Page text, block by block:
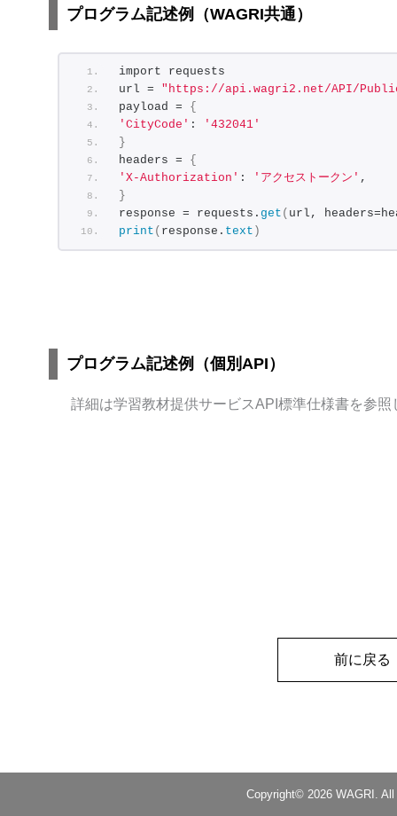
プログラム記述例（WAGRI共通）
import requests
url = "https://api.wagri2.net/API/
payload = {
'CityCode' :
'432041'
}
headers = {
'X-Authorization' : 'アクセストークン' ,
}
response = requests. get ( url,
print ( response. text )
プログラム記述例（個別API）
詳細は学習教材提供サービスAPI 標準仕様書を参照
前に戻る
Copyright© 2026 WAGRI.